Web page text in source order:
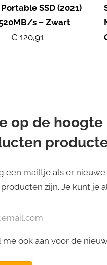
SSD (2021)
s – Zwart
€ 120,91
op de
een mailtje als er
zijn. Je kunt je
me ook aan voor de